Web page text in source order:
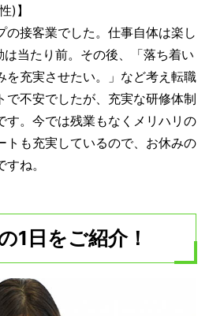
)】
の接客業でした。仕事自体は楽し
当たり前。その後、「落ち着い
を充実させたい。」など考え転職
で不安でしたが、充実な研修体制
す。今では残業もなくメリハリの
トも充実しているので、お休みの
ね。
1日をご紹介！